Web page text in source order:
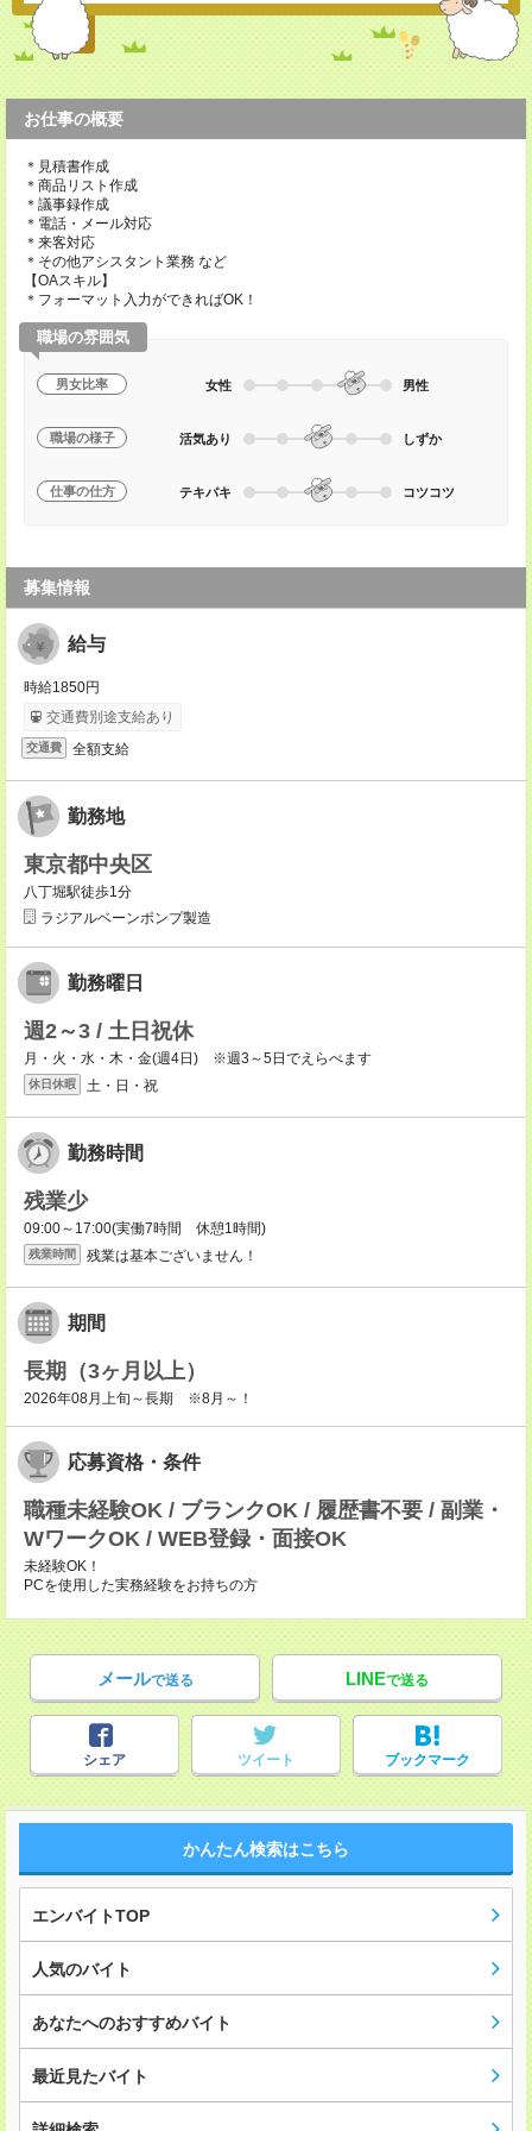
お仕事の概要
＊見積書作成
＊商品リスト作成
＊議事録作成
＊電話・メール対応
＊来客対応
＊その他アシスタント業務 など
【OAスキル】
＊フォーマット入力ができればOK！
職場の雰囲気
男女比率 女性 男性
職場の様子 活気あり しずか
仕事の仕方 テキパキ コツコツ
募集情報
給与
時給1850円
交通費別途支給あり
交通費 全額支給
勤務地
東京都中央区
八丁堀駅徒歩1分
ラジアルベーンポンプ製造
勤務曜日
週2～3 / 土日祝休
月・火・水・木・金(週4日) ※週3～5日でえらべます
休日休暇 土・日・祝
勤務時間
残業少
09:00～17:00(実働7時間 休憩1時間)
残業時間 残業は基本ございません！
期間
長期（3ヶ月以上）
2026年08月上旬～長期 ※8月～！
応募資格・条件
職種未経験OK / ブランクOK / 履歴書不要 / 副業・
WワークOK / WEB登録・面接OK
未経験OK！
PCを使用した実務経験をお持ちの方
メールで送る LINEで送る
シェア ツイート ブックマーク
かんたん検索はこちら
エンバイトTOP
人気のバイト
あなたへのおすすめバイト
最近見たバイト